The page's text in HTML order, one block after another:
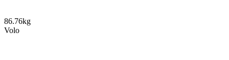
86.76kg
Volo